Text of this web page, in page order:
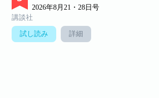
2026年8月21・28日号
講談社
試し読み 詳細